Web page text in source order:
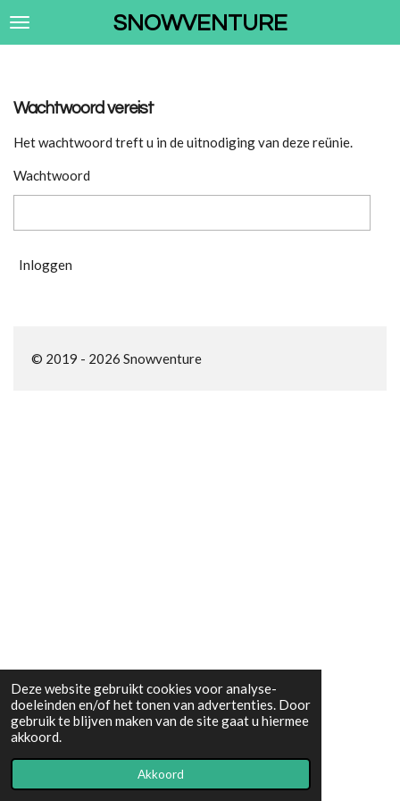
Deze website gebruikt cookies voor analyse-
doeleinden en/of het tonen van advertenties. Door
gebruik te blijven maken van de site gaat u hiermee
akkoord.
Akkoord
Ga
SNOWVENTURE
Wachtwoord vereist
Het wachtwoord treft u in de uitnodiging van deze reünie.
Wachtwoord
Inloggen
© 2019 - 2026 Snowventure